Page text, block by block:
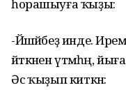
һорашыуға ҡыҙы:
-Йәшәйбеҙ инде.
әйткәнен үтәмәһәң,
Әсә ҡыҙып киткән: